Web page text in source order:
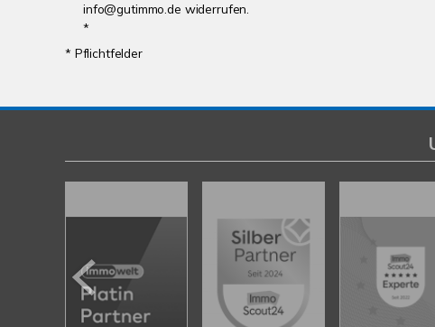
info@gutimmo.de widerrufen.
*
* Pflichtfelder